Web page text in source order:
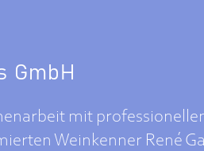
GmbH
mit
Weinkenner René